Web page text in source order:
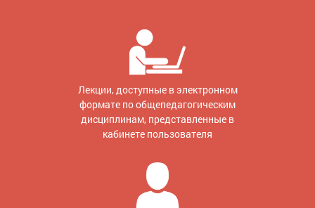
Лекции, доступные в электронном
формате по общепедагогическим
дисциплинам, представленные в
кабинете пользователя